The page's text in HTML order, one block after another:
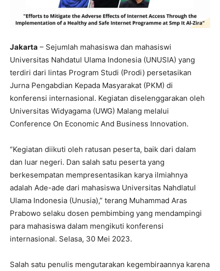
Jakarta – Sejumlah mahasiswa dan mahasiswi
Universitas Nahdatul Ulama Indonesia (UNUSIA) yang
terdiri dari lintas Program Studi (Prodi) persetasikan
Jurna Pengabdian Kepada Masyarakat (PKM) di
konferensi internasional. Kegiatan diselenggarakan oleh
Universitas Widyagama (UWG) Malang melalui
Conference On Economic And Business Innovation.
“Kegiatan diikuti oleh ratusan peserta, baik dari dalam
dan luar negeri. Dan salah satu peserta yang
berkesempatan mempresentasikan karya ilmiahnya
adalah Ade-ade dari mahasiswa Universitas Nahdlatul
Ulama Indonesia (Unusia),” terang Muhammad Aras
Prabowo selaku dosen pembimbing yang mendampingi
para mahasiswa dalam mengikuti konferensi
internasional. Selasa, 30 Mei 2023.
Salah satu penulis mengutarakan kegembiraannya karena